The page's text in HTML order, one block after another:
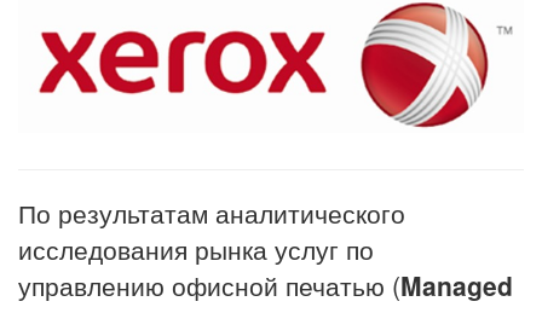
По результатам аналитического
исследования рынка услуг по
управлению офисной печатью (Managed